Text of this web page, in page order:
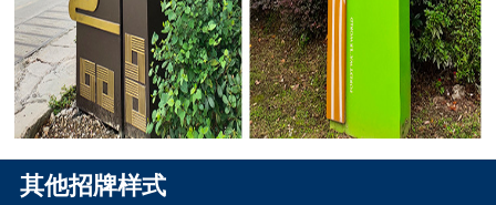
其他招牌样式